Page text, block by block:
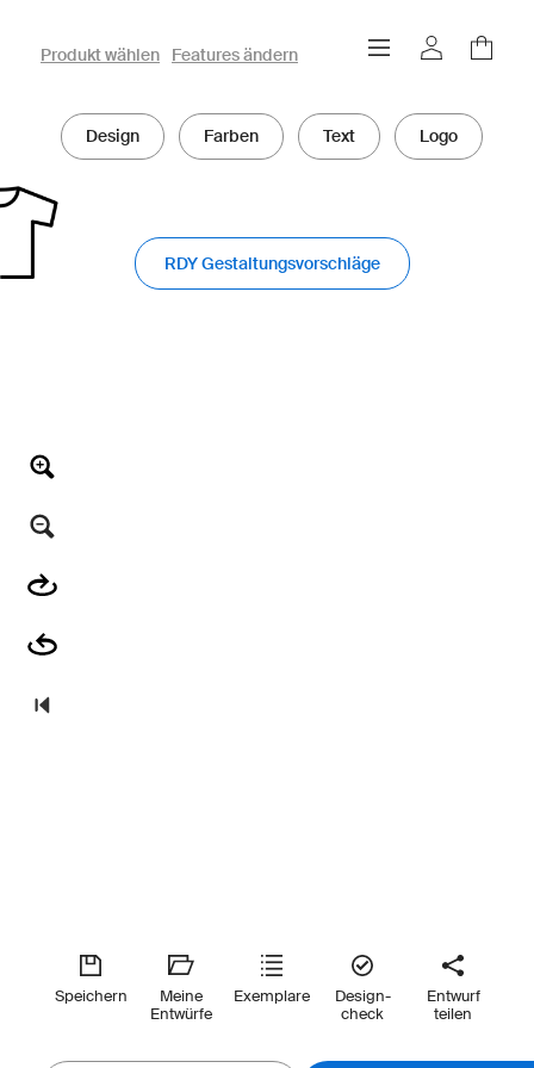
owayo 3D-Konfigurator
Produkt wählen Features ändern
Design Farben Text Logo
RDY Gestaltungsvorschläge
Speichern
Meine
Entwürfe
Exemplare
Design-
check
Entwurf
teilen